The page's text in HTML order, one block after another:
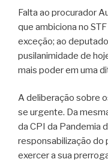
Falta ao procurador
que ambiciona no
exceção; ao
pusilanimidade de
mais poder em uma
A deliberação sobre
se urgente. Da
da CPI da Pandemia
responsabilização do
exercer a sua